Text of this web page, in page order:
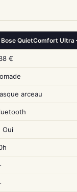
Bose QuietComfort Ultra
€
arceau
Oui